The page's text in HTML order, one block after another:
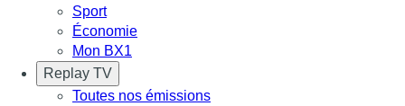
Sport
Économie
Mon BX1
Replay TV
Toutes nos émissions